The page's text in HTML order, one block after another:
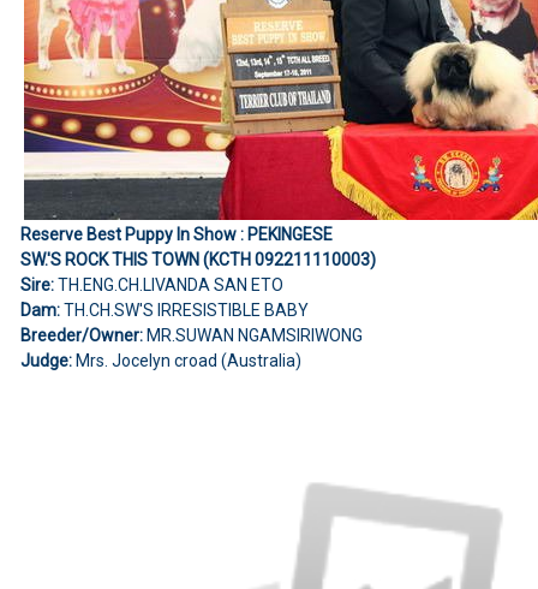
Reserve Best Puppy In Show : PEKINGESE
SW.'S ROCK THIS TOWN (KCTH 092211110003)
Sire:TH.ENG.CH.LIVANDA SAN ETO
Dam:TH.CH.SW'S IRRESISTIBLE BABY
Breeder/Owner:MR.SUWAN NGAMSIRIWONG
Judge:Mrs. Jocelyn croad (Australia)